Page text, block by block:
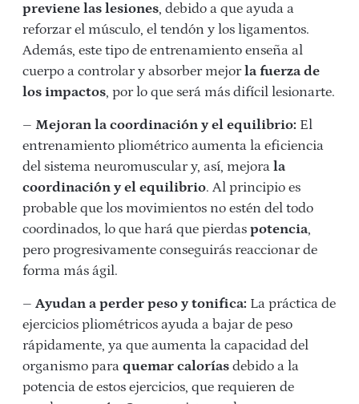
previene las lesiones, debido a que ayuda a
reforzar el músculo, el tendón y los ligamentos.
Además, este tipo de entrenamiento enseña al
cuerpo a controlar y absorber mejorla fuerza de
los impactos, por lo que será más difícil lesionarte.
– Mejoran la coordinación y el equilibrio: El
entrenamiento pliométrico aumenta la eficiencia
del sistema neuromuscular y, así, mejora la
coordinación y el equilibrio. Al principio es
probable que los movimientos no estén del todo
coordinados, lo que hará que pierdas potencia,
pero progresivamente conseguirás reaccionar de
forma más ágil.
– Ayudan a perder peso y tonifica: La práctica de
ejercicios pliométricos ayuda a bajar de peso
rápidamente, ya que aumenta la capacidad del
organismo para quemar calorías debido a la
potencia de estos ejercicios, que requieren de